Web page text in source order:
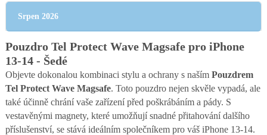
Srpen 2026
Pouzdro Tel Protect Wave Magsafe pro iPhone
13-14 - Šedé
Objevte dokonalou kombinaci stylu a ochrany s naším Pouzdrem
Tel Protect Wave Magsafe. Toto pouzdro nejen skvěle vypadá, ale
také účinně chrání vaše zařízení před poškrábáním a pády. S
vestavěnými magnety, které umožňují snadné přitahování dalšího
příslušenství, se stává ideálním společníkem pro váš iPhone 13-14.